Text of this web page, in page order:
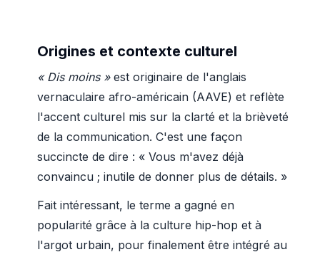
Origines et contexte culturel
« Dis moins »est originaire de l'anglais
vernaculaire afro-américain (AAVE) et reflète
l'accent culturel mis sur la clarté et la brièveté
de la communication. C'est une façon
succincte de dire : « Vous m'avez déjà
convaincu ; inutile de donner plus de détails. »
Fait intéressant, le terme a gagné en
popularité grâce à la culture hip-hop et à
l'argot urbain, pour finalement être intégré au